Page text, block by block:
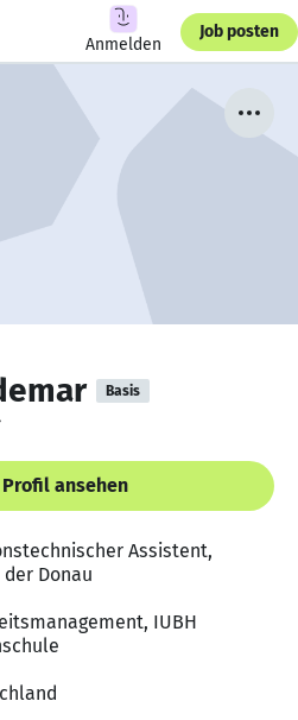
Anmelden
Job posten
Basis
Profil ansehen
Assistent,
Donau
IUBH